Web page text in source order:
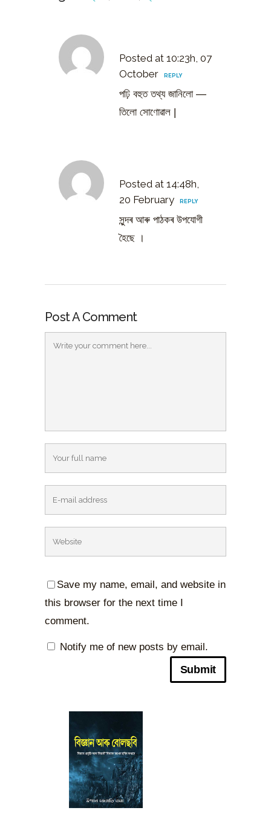
Posted at 10:23h, 07
October
REPLY
পঢ়ি বহুত তথ্য জানিলো —
তিলো সোণোৱাল |
Posted at 14:48h,
20 February
REPLY
সুন্দৰ আৰু পাঠকৰ উপযোগী
হৈছে ।
Post A Comment
Save my name, email, and website in
this browser for the next time I
comment.
Notify me of new posts by email.